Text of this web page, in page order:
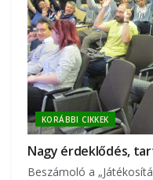
KORÁBBI CIKKEK
Nagy érdeklődés,
Beszámoló a